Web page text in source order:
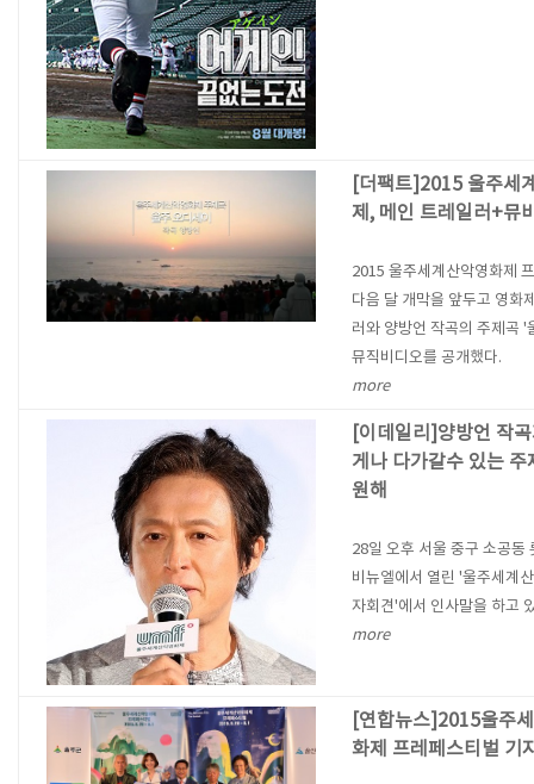
[더팩트]2015 울주세
제, 메인 트레일러+뮤
2015 울주세계산악영화제
다음 달 개막을 앞두고 영화
러와 양방언 작곡의 주제곡 '
뮤직비디오를 공개했다.
more
[이데일리]양방언 작
게나 다가갈수 있는 주
원해
28일 오후 서울 중구 소공동
비뉴엘에서 열린 '울주세계
자회견'에서 인사말을 하고
more
[연합뉴스]2015울주
화제 프레페스티벌 기